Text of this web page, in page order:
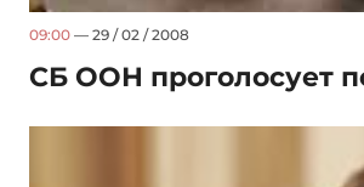
09:00 — 29 / 02 / 2008
СБ ООН проголосует